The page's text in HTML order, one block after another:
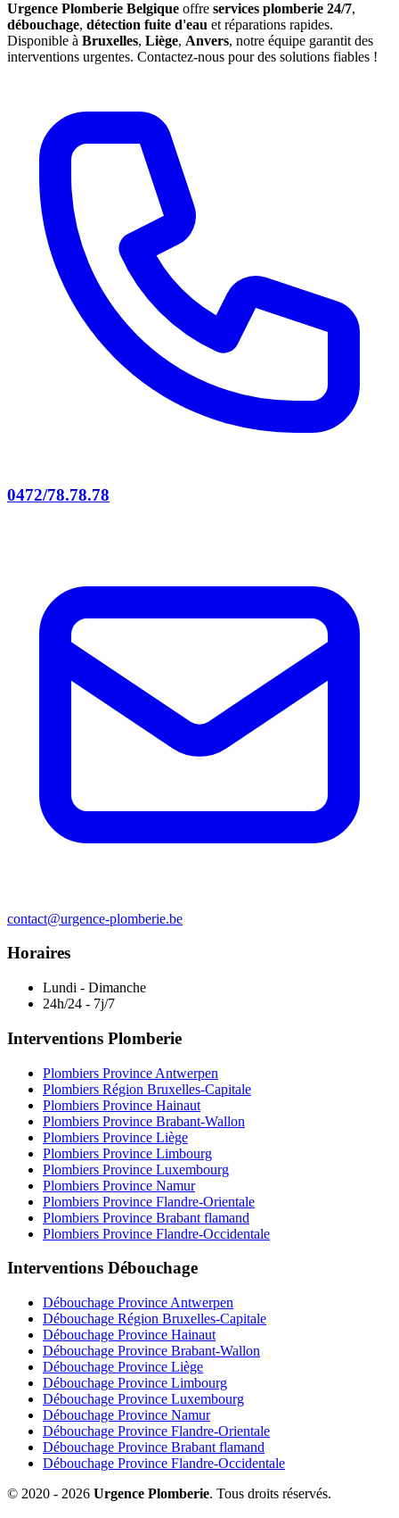
Urgence Plomberie Belgique offre services plomberie 24/7,
débouchage, détection fuite d'eau et réparations rapides.
Disponible à Bruxelles, Liège, Anvers, notre équipe garantit des
interventions urgentes. Contactez-nous pour des solutions fiables !
0472/78.78.78
contact@urgence-plomberie.be
Horaires
Lundi - Dimanche
24h/24 - 7j/7
Interventions Plomberie
Plombiers Province Antwerpen
Plombiers Région Bruxelles-Capitale
Plombiers Province Hainaut
Plombiers Province Brabant-Wallon
Plombiers Province Liège
Plombiers Province Limbourg
Plombiers Province Luxembourg
Plombiers Province Namur
Plombiers Province Flandre-Orientale
Plombiers Province Brabant flamand
Plombiers Province Flandre-Occidentale
Interventions Débouchage
Débouchage Province Antwerpen
Débouchage Région Bruxelles-Capitale
Débouchage Province Hainaut
Débouchage Province Brabant-Wallon
Débouchage Province Liège
Débouchage Province Limbourg
Débouchage Province Luxembourg
Débouchage Province Namur
Débouchage Province Flandre-Orientale
Débouchage Province Brabant flamand
Débouchage Province Flandre-Occidentale
© 2020 - 2026 Urgence Plomberie. Tous droits réservés.